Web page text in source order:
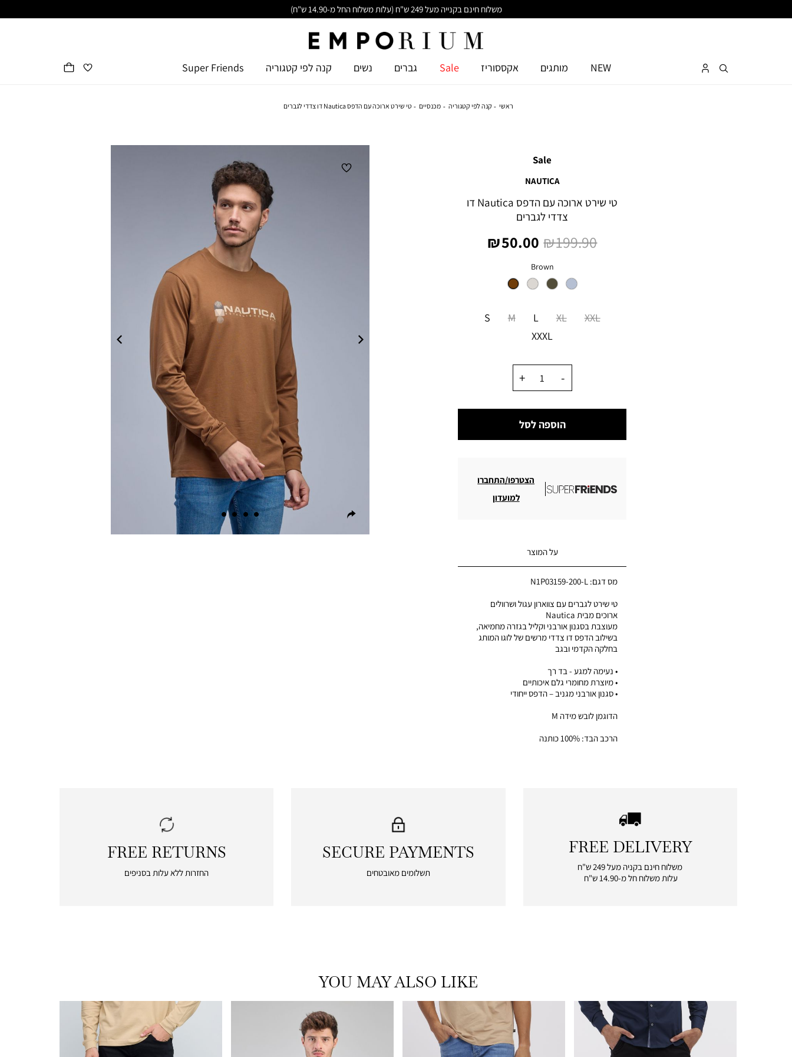
משלוח חינם בקנייה מעל 249 ש"ח (עלות משלוח החל מ-14.90 ש"ח)
NEW מותגים אקססוריז Sale גברים נשים קנה לפי קטגוריה Super Friends
ראשי קנה לפי קטגוריה מכנסיים טי שירט ארוכה עם הדפס Nautica דו צדדי לגברים
Sale
NAUTICA
טי שירט ארוכה עם הדפס Nautica דו
צדדי לגברים
מחיר
מוצר
50.00 ₪
מחיר
199.90 ₪
צבע
Brown
S M L XL
XXL
XXXL
הוספה לסל
הצטרפו/התחברו
למועדון
על המוצר
מס דגם: N1P03159-200-L
טי שירט לגברים עם צווארון עגול ושרוולים
ארוכים מבית Nautica
מעוצבת בסגנון אורבני וקליל בגזרה מחמיאה,
בשילוב הדפס דו צדדי מרשים של לוגו המותג
בחלקה הקדמי ובגב
• נעימה למגע - בד רך
• מיוצרת מחומרי גלם איכותיים
• סגנון אורבני מגניב – הדפס ייחודי
הדוגמן לובש מידה M
הרכב הבד: 100% כותנה
|
free
delivery
FREE DELIVERY
משלוח חינם בקניה מעל 249 ש"ח
עלות משלוח חל מ-14.90 ש"ח
|
payments
SECURE PAYMENTS
תשלומים מאובטחים
|
returns
FREE RETURNS
החזרות ללא עלות בסניפים
YOU MAY ALSO LIKE